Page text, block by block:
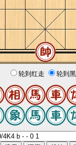
轮到红走 轮到